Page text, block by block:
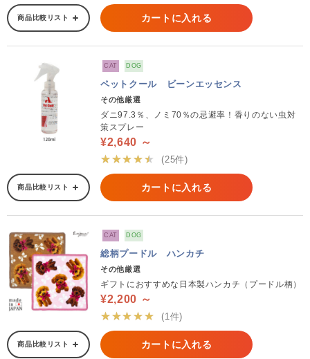
商品比較リスト カートに入れる
CAT DOG
ペットクール ビーンエッセンス
その他厳選
ダニ97.3％、ノミ70％の忌避率！香りのない虫対
策スプレー
¥2,640 ～
★★★★★
(25件)
商品比較リスト カートに入れる
CAT DOG
総柄プードル ハンカチ
その他厳選
ギフトにおすすめな日本製ハンカチ（プードル柄）
¥2,200 ～
★★★★★
(1件)
商品比較リスト カートに入れる